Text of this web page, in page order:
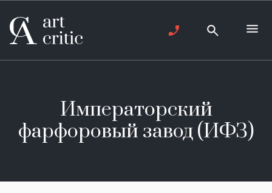
Императорский
фарфоровый завод (ИФЗ)